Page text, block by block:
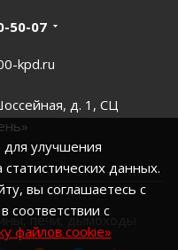
улучшения
данных.
вы соглашаетесь с
соответствии с
файлов cookie»
50-07
kpd.ru
д. 1, СЦ
печи, дымоходы